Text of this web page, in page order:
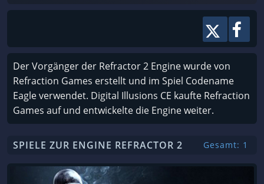
Der Vorgänger der Refractor 2 Engine wurde von
Refraction Games erstellt und im Spiel Codename
Eagle verwendet. Digital Illusions CE kaufte Refraction
Games auf und entwickelte die Engine weiter.
SPIELE ZUR ENGINE REFRACTOR 2 Gesamt: 1